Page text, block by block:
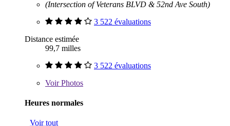
(Intersection of Veterans BLVD & 52nd Ave South)
3 522 évaluations
Distance estimée
99,7 milles
3 522 évaluations
VoirPhotos
Heures normales
Voir tout